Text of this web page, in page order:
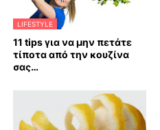
LIFESTYLE
11 tips για να μην πετάτε
τίποτα από την κουζίνα
σας…